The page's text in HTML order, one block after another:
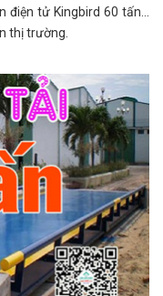
tử Kingbird 60 tấn...
thị trường.